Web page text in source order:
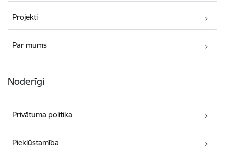
Projekti
Par mums
Noderīgi
Privātuma politika
Piekļūstamība